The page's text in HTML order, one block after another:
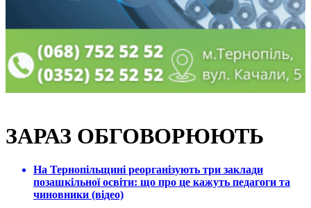
ЗАРАЗ ОБГОВОРЮЮТЬ
На Тернопільщині реорганізують три заклади
позашкільної освіти: що про це кажуть педагоги та
чиновники (відео)